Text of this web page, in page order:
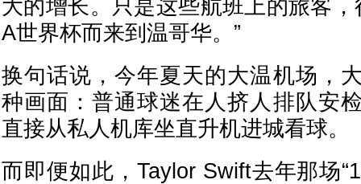
大的增长。只是这些航班上的旅客
A世界杯而来到温哥华。”
换句话说，今年夏天的大温机场，
种画面：普通球迷在人挤人排队安
直接从私人机库坐直升机进城看球。
而即便如此，Taylor Swift去年那场